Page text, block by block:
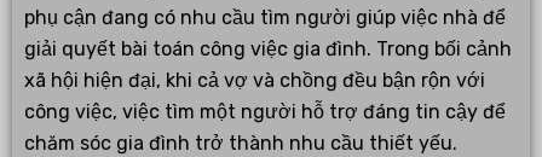
phụ cận đang có nhu cầu tìm người giúp việc nhà để
giải quyết bài toán công việc gia đình. Trong bối cảnh
xã hội hiện đại, khi cả vợ và chồng đều bận rộn với
công việc, việc tìm một người hỗ trợ đáng tin cậy để
chăm sóc gia đình trở thành nhu cầu thiết yếu.